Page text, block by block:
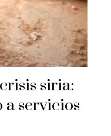
siria:
servicios